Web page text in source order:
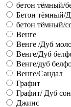
бетон тёмный/
Бетон тёмный/
бетон тёмный/
Венге
Венге /Дуб
Венге/Дуб
Венге/дуб
Венге/Сандал
Графит
Графит/ Дуб
Джинс